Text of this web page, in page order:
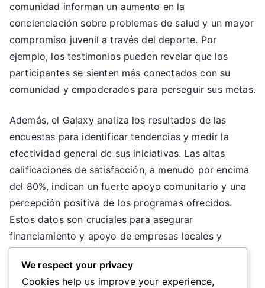
comunidad informan un aumento en la
concienciación sobre problemas de salud y un mayor
compromiso juvenil a través del deporte. Por
ejemplo, los testimonios pueden revelar que los
participantes se sienten más conectados con su
comunidad y empoderados para perseguir sus metas.
Además, el Galaxy analiza los resultados de las
encuestas para identificar tendencias y medir la
efectividad general de sus iniciativas. Las altas
calificaciones de satisfacción, a menudo por encima
del 80%, indican un fuerte apoyo comunitario y una
percepción positiva de los programas ofrecidos.
Estos datos son cruciales para asegurar
financiamiento y apoyo de empresas locales y
entidades gubernamentales.
We respect your privacy
Cookies help us improve your experience,